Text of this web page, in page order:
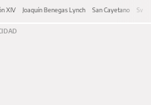
XIV Joaquín Benegas Lynch San Cayetano